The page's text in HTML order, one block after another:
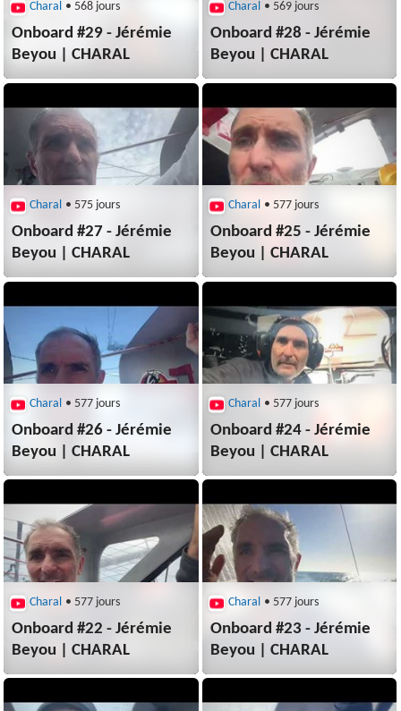
Charal • 568 jours
Onboard #29 - Jérémie
Beyou | CHARAL
Charal • 569 jours
Onboard #28 - Jérémie
Beyou | CHARAL
Charal • 575 jours
Onboard #27 - Jérémie
Beyou | CHARAL
Charal • 577 jours
Onboard #25 - Jérémie
Beyou | CHARAL
Charal • 577 jours
Onboard #26 - Jérémie
Beyou | CHARAL
Charal • 577 jours
Onboard #24 - Jérémie
Beyou | CHARAL
Charal • 577 jours
Onboard #22 - Jérémie
Beyou | CHARAL
Charal • 577 jours
Onboard #23 - Jérémie
Beyou | CHARAL